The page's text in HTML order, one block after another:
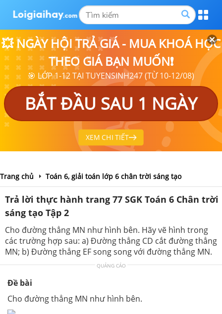
💥 NGÀY HỘI TRẢ GIÁ - MUA KHOÁ HỌC
THEO GIÁ BẠN MUỐN❗
🎯 LỚP 1-12 TẠI TUYENSINH247 (TỪ 10-12/08)
BẮT ĐẦU SAU 1 NGÀY
XEM CHI TIẾT
Trang chủ Toán 6, giải toán lớp 6 chân trời sáng tạo
Trả lời thực hành trang 77 SGK Toán 6 Chân trời
sáng tạo Tập 2
Cho đường thẳng MN như hình bên. Hãy vẽ hình trong
các trường hợp sau: a) Đường thẳng CD cắt đường thẳng
MN; b) Đường thẳng EF song song với đường thẳng MN.
QUẢNG CÁO
Đề bài
Cho đường thẳng MN như hình bên.